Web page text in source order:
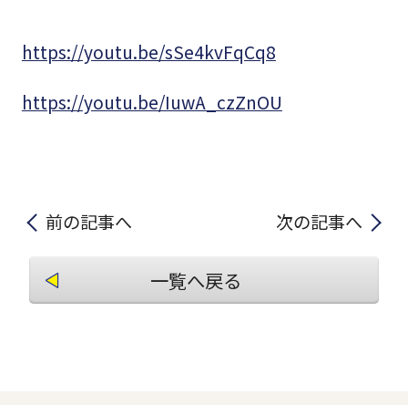
https://youtu.be/sSe4kvFqCq8
https://youtu.be/IuwA_czZnOU
前の記事へ 次の記事へ
一覧へ戻る